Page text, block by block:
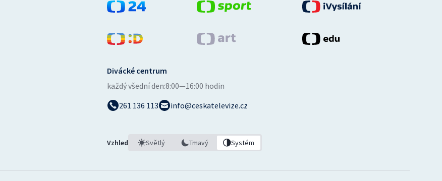
Divácké centrum
každý všední den:8:00—16:00 hodin
261 136 113
info@ceskatelevize.cz
Vzhled Světlý Tmavý Systém